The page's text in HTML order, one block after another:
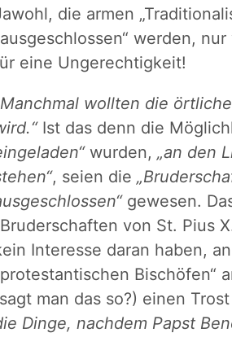
die armen
werden,
eine Ungerechtigkeit!
wollten die
Ist das denn die
wurden, „an den
, seien die
gewesen.
von St. Pius
Interesse daran haben,
Bischöfen“
man das so?) einen
Dinge, nachdem Papst